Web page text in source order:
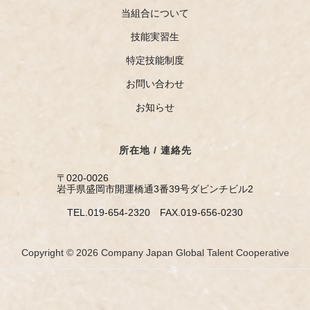
当組合について
技能実習生
特定技能制度
お問い合わせ
お知らせ
所在地 / 連絡先
〒020-0026
岩手県盛岡市開運橋通3番39号ダビンチビル2
TEL.019-654-2320 FAX.019-656-0230
Copyright © 2026 Company Japan Global Talent Cooperative